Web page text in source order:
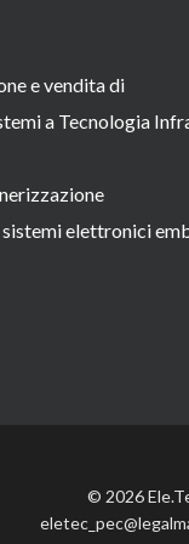
e vendita di
a Tecnologia
elettronici
© 2026